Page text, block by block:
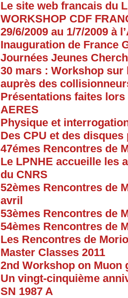
Le site web francais du
WORKSHOP CDF
29/6/2009 au 1/7/2009 à
Inauguration de France
Journées Jeunes
30 mars : Workshop
auprès des
Présentations faites
AERES
Physique et
Des CPU et des
47émes Rencontres de
Le LPNHE accueille les
du CNRS
52èmes Rencontres de
avril
53èmes Rencontres de
54èmes Rencontres de
Les Rencontres de
Master Classes 2011
2nd Workshop on Muon
Un vingt-cinquième
SN 1987 A